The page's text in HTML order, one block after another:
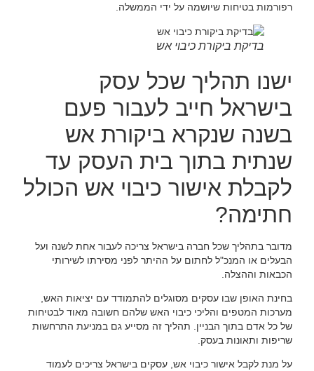
רפורמות בטיחות שיושמה על ידי הממשלה.
בדיקת ביקורת כיבוי אש
ישנו תהליך שכל עסק
בישראל חייב לעבור פעם
בשנה שנקרא ביקורת אש
שנתית בתוך בית העסק עד
לקבלת אישור כיבוי אש הכולל
חתימה?
מדובר בתהליך שכל חברה בישראל צריכה לעבור אחת לשנה ועל
הבעלים או המנכ"ל לחתום על ההיתר לפני מסירתו לשירותי
הכבאות וההצלה.
בחינת האופן שבו עסקים מסוגלים להתמודד עם יציאות האש,
מערכות המטפים והליכי כיבוי האש שלהם חשובה מאוד לבטיחות
של כל אדם בתוך הבניין. תהליך זה מסייע גם במניעת התרחשות
שריפות ותאונות בעסק.
על מנת לקבל אישור כיבוי אש, עסקים בישראל צריכים לעמוד